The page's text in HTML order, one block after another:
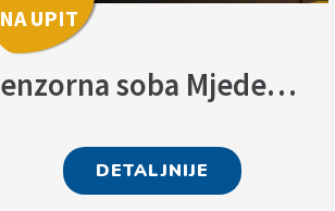
NA UPIT
Senzorna soba Mjedenica
DETALJNIJE